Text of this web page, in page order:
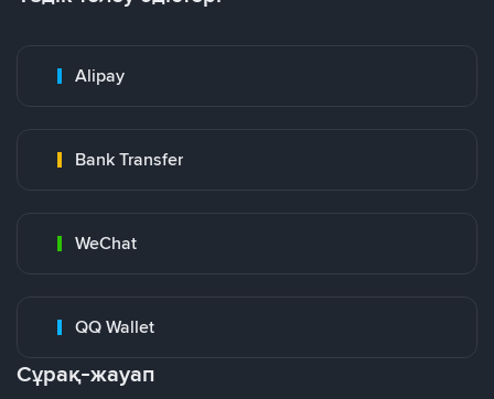
Alipay
Bank Transfer
WeChat
QQ Wallet
Сұрақ-жауап